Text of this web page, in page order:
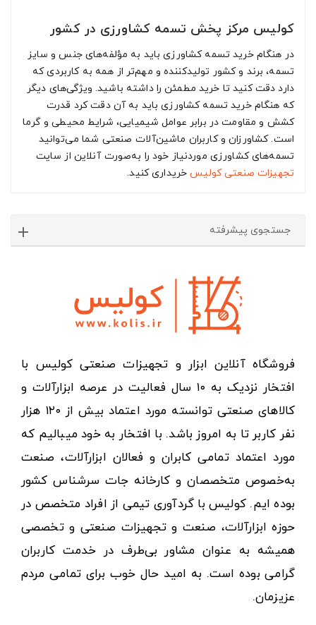
کولیس مرکز پخش تسمه‌ کشاورزی در کشور
در هنگام خرید تسمه‌ کشاورزی باید به مؤلفه‌های جنس و سایز
تسمه، برند و کشور تولیدکننده و مهم‌تر از همه به کاربردی که
دارد دقت کنید تا خرید مطمئن را داشته باشید. ویژگی‌های دیگر
که هنگام خرید تسمه کشاورزی باید به آن دقت کرد قدرت
کشش و مقاومت در برابر عوامل شیمیایی، شرایط محیطی و گرما
است. کشاورزان و کاربران ماشین‌آلات صنعتی شما می‌توانید
تسمه‌های کشاورزی موردنیاز خود را به‌صورت آنلاین از سایت
تجهیزات صنعتی کولیس خریداری کنید.
جستجوی پیشرفته
فروشگاه آنلاین ابزار و تجهیزات صنعتی کولیس با
افتخار نزدیک به ۱۰ سال فعالیت در عرصه ابزارآلات و
کالاهای صنعتی توانسته مورد اعتماد بیش از ۱۲۰ هزار
نفر کاربر تا به امروز باشد. با افتخار به خود میبالیم که
مورد اعتماد تمامی کابران و فعالان ابزارآلات، صنعت
به‌خصوص متخصصان و کارخانه جات سرشناس کشور
بوده ایم. کولیس با گردآوری تیمی از افراد متخصص در
حوزه ابزارآلات، صنعت و تجهیزات صنعتی و تخصصی
همیشه به عنوان مشاور بی‌طرف در خدمت کاربران
گرامی بوده است. به امید حال خوب برای تمامی مردم
عزیزمان.